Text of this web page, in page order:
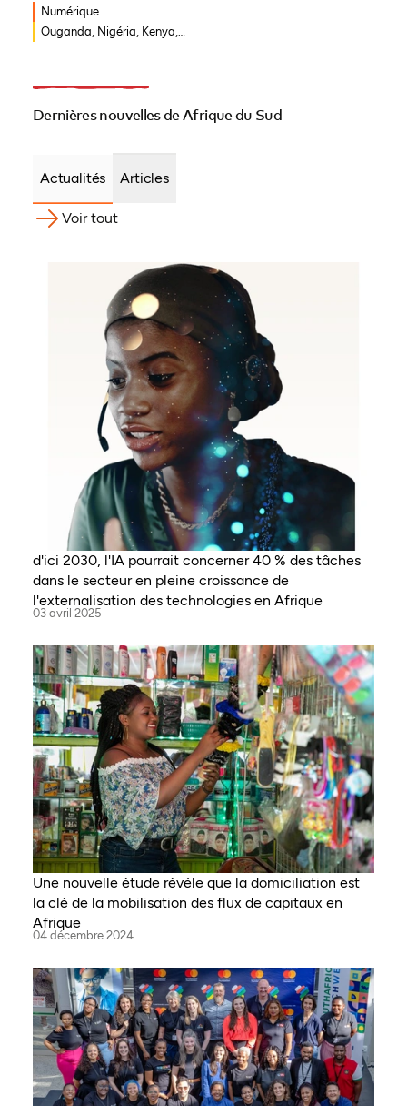
Numérique
Ouganda, Nigéria, Kenya,
Dernières nouvelles de Afrique du Sud
Actualités Articles
Voir tout
d'ici 2030, l'IA pourrait concerner 40 % des tâches
dans le secteur en pleine croissance de
l'externalisation des technologies en Afrique
03 avril 2025
Une nouvelle étude révèle que la domiciliation est
la clé de la mobilisation des flux de capitaux en
Afrique
04 décembre 2024